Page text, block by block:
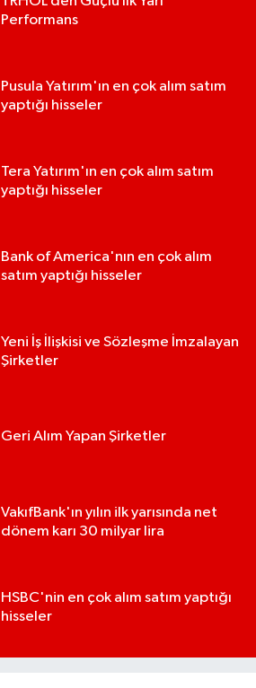
Performans
Pusula Yatırım'ın en çok alım satım
yaptığı hisseler
Tera Yatırım'ın en çok alım satım
yaptığı hisseler
Bank of America'nın en çok alım
satım yaptığı hisseler
Yeni İş İlişkisi ve Sözleşme İmzalayan
Şirketler
Geri Alım Yapan Şirketler
VakıfBank'ın yılın ilk yarısında net
dönem karı 30 milyar lira
HSBC'nin en çok alım satım yaptığı
hisseler